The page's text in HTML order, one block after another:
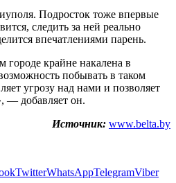
Подросток тоже впервые
следить за ней реально
впечатлениями парень.
городе крайне накалена в
побывать в таком
угрозу над нами и позволяет
— добавляет он.
Источник: www.belta.by
TwitterWhatsAppTelegramViber